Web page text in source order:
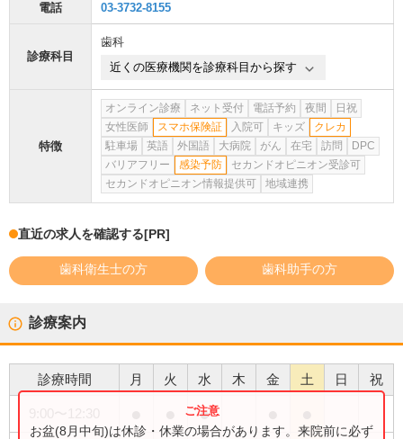
電話 03-3732-8155
診療科目
歯科
近くの医療機関を診療科目から探す
特徴
オンライン診療 ネット受付 電話予約 夜間
日祝
女性医師
スマホ保険証 入院可 キッズ
クレカ
駐車場
英語 外国語 大病院 がん 在宅 訪問
DPC
バリアフリー
感染予防
セカンドオピニオン受診可
セカンドオピニオン情報提供可
地域連携
直近の求人を確認する[PR]
歯科衛生士の方 歯科助手の方
診療案内
診療時間 月 火 水 木 金 土 日 祝
●
お盆(8月中旬)は休診・休業の場合があります。来院前に必ず